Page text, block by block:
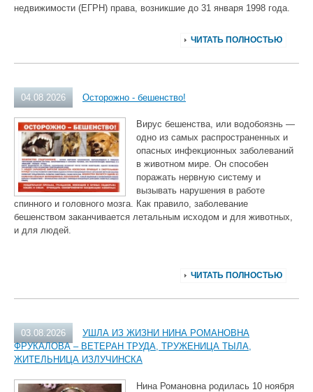
недвижимости (ЕГРН) права, возникшие до 31 января 1998 года.
ЧИТАТЬ ПОЛНОСТЬЮ
04.08.2026 Осторожно - бешенство!
Вирус бешенства, или водобоязнь —
одно из самых распространенных и
опасных инфекционных заболеваний
в животном мире. Он способен
поражать нервную систему и
вызывать нарушения в работе
спинного и головного мозга. Как правило, заболевание
бешенством заканчивается летальным исходом и для животных,
и для людей.
ЧИТАТЬ ПОЛНОСТЬЮ
03.08.2026
УШЛА ИЗ ЖИЗНИ НИНА РОМАНОВНА
ФРУКАЛОВА – ВЕТЕРАН ТРУДА, ТРУЖЕНИЦА ТЫЛА,
ЖИТЕЛЬНИЦА ИЗЛУЧИНСКА
Нина Романовна родилась 10 ноября